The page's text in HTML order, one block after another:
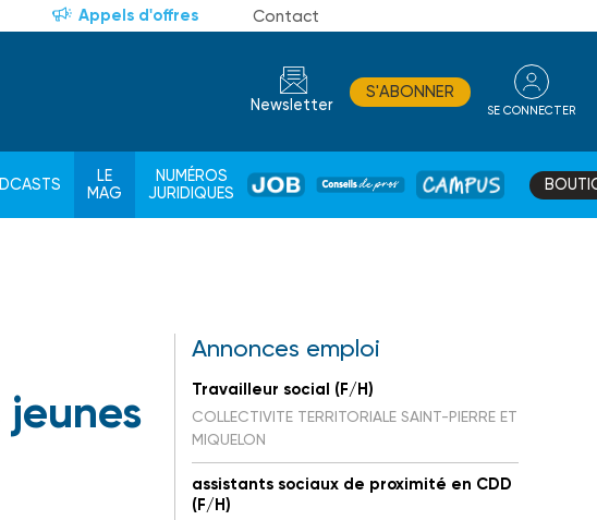
Appels d'offres Contact
Newsletter
S'ABONNER
SE CONNECTER
LE
MAG
NUMÉROS
JURIDIQUES
JOB
DE
CAMPUS
Annonces emploi
Travailleur social (F/H)
COLLECTIVITE TERRITORIALE SAINT-PIERRE ET
MIQUELON
assistants sociaux de proximité en CDD
(F/H)